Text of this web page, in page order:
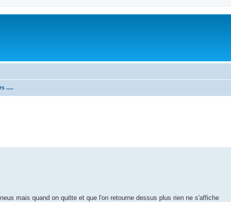
.....
mais quand on quitte et que l'on retourne dessus plus rien ne s'affiche